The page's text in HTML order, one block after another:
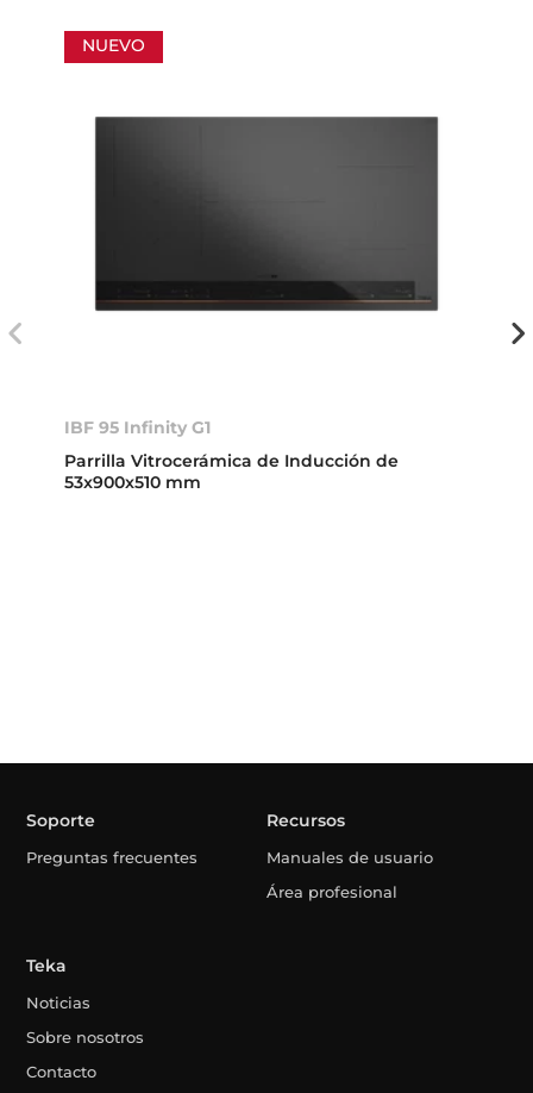
NUEVO
IBF 95 Infinity G1
Parrilla Vitrocerámica de Inducción de
53x900x510 mm
Soporte
Preguntas frecuentes
Recursos
Manuales de usuario
Área profesional
Teka
Noticias
Sobre nosotros
Contacto